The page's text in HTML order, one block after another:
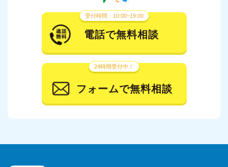
受付時間：10:00~19:00
電話で無料相談
24時間受付中！
フォームで無料相談